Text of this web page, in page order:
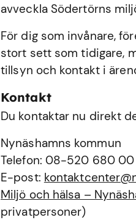
avveckla Södertörns
För dig som invånare,
stort sett som tidigare,
tillsyn och kontakt i
Kontakt
Du kontaktar nu direkt
Nynäshamns kommun
Telefon: 08-520 680 00
E-post:
Miljö och hälsa –
privatpersoner)